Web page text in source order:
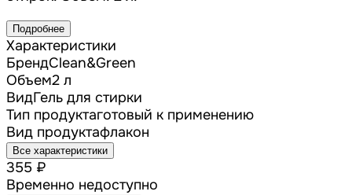
Подробнее
Характеристики
БрендClean&Green
Объем2 л
ВидГель для стирки
Тип продуктаготовый к применению
Вид продуктафлакон
Все характеристики
355 ₽
Временно недоступно